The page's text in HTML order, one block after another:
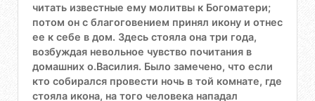
читать известные ему молитвы к Богоматери;
потом он с благоговением принял икону и отнес
ее к себе в дом. Здесь стояла она три года,
возбуждая невольное чувство почитания в
домашних о.Василия. Было замечено, что если
кто собирался провести ночь в той комнате, где
стояла икона, на того человека нападал